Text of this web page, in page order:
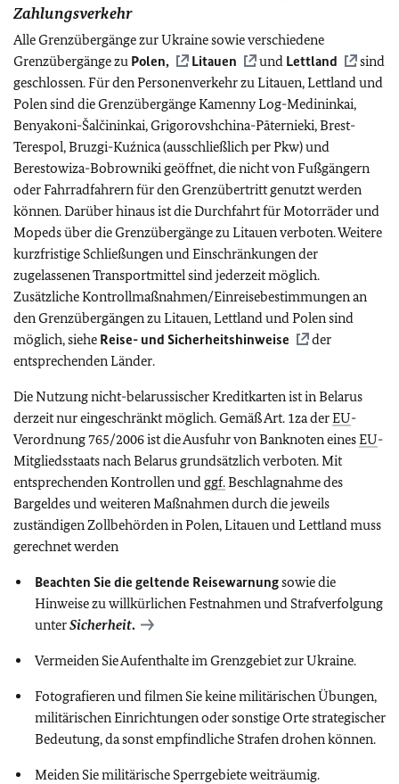
Zahlungsverkehr
Alle Grenzübergänge zur Ukraine sowie verschiedene
Grenzübergänge zu Polen, Litauen und Lettland
sind
geschlossen. Für den Personenverkehr zu Litauen, Lettland und
Polen sind die Grenzübergänge Kamenny Log-Medininkai,
Benyakoni-Šalčininkai, Grigorovshchina-Pāternieki, Brest-
Terespol, Bruzgi-Kuźnica (ausschließlich per Pkw) und
Berestowiza-Bobrowniki geöffnet, die nicht von Fußgängern
oder Fahrradfahrern für den Grenzübertritt genutzt werden
können. Darüber hinaus ist die Durchfahrt für Motorräder und
Mopeds über die Grenzübergänge zu Litauen verboten. Weitere
kurzfristige Schließungen und Einschränkungen der
zugelassenen Transportmittel sind jederzeit möglich.
Zusätzliche Kontrollmaßnahmen/Einreisebestimmungen an
den Grenzübergängen zu Litauen, Lettland und Polen sind
möglich, siehe Reise- und Sicherheitshinweise
der
entsprechenden Länder.
Die Nutzung nicht-belarussischer Kreditkarten ist in Belarus
derzeit nur eingeschränkt möglich.Gemäß Art. 1za derEU-
Verordnung 765/2006 ist die Ausfuhr von Banknoten einesEU-
Mitgliedsstaats nach Belarus grundsätzlich verboten. Mit
entsprechenden Kontrollen und ggf.Beschlagnahme des
Bargeldes und weiteren Maßnahmen durch die jeweils
zuständigen Zollbehörden in Polen, Litauen und Lettland muss
gerechnet werden
Beachten Sie die geltende Reisewarnungsowie die
Hinweise zu willkürlichen Festnahmen und Strafverfolgung
unterSicherheit.
Vermeiden Sie Aufenthalte im Grenzgebiet zur Ukraine.
Fotografieren und filmen Sie keine militärischen Übungen,
militärischen Einrichtungen oder sonstige Orte strategischer
Bedeutung, da sonst empfindliche Strafen drohen können.
Meiden Sie militärische Sperrgebiete weiträumig.